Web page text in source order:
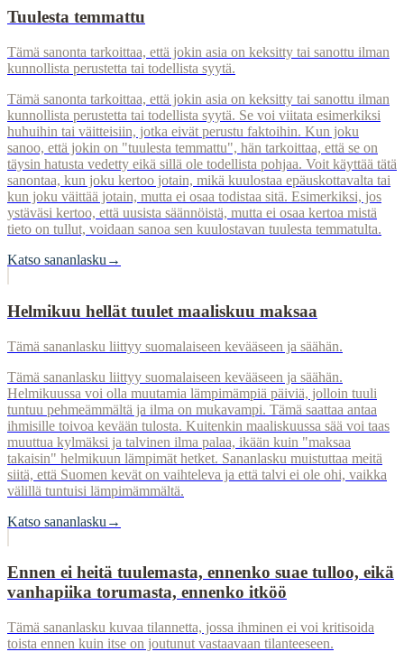
Tuulesta temmattu
Tämä sanonta tarkoittaa, että jokin asia on keksitty tai sanottu ilman
kunnollista perustetta tai todellista syytä.
Tämä sanonta tarkoittaa, että jokin asia on keksitty tai sanottu ilman
kunnollista perustetta tai todellista syytä. Se voi viitata esimerkiksi
huhuihin tai väitteisiin, jotka eivät perustu faktoihin. Kun joku
sanoo, että jokin on "tuulesta temmattu", hän tarkoittaa, että se on
täysin hatusta vedetty eikä sillä ole todellista pohjaa. Voit käyttää tätä
sanontaa, kun joku kertoo jotain, mikä kuulostaa epäuskottavalta tai
kun joku väittää jotain, mutta ei osaa todistaa sitä. Esimerkiksi, jos
ystäväsi kertoo, että uusista säännöistä, mutta ei osaa kertoa mistä
tieto on tullut, voidaan sanoa sen kuulostavan tuulesta temmatulta.
Katso sananlasku →
Helmikuu hellät tuulet maaliskuu maksaa
Tämä sananlasku liittyy suomalaiseen kevääseen ja säähän.
Tämä sananlasku liittyy suomalaiseen kevääseen ja säähän.
Helmikuussa voi olla muutamia lämpimämpiä päiviä, jolloin tuuli
tuntuu pehmeämmältä ja ilma on mukavampi. Tämä saattaa antaa
ihmisille toivoa kevään tulosta. Kuitenkin maaliskuussa sää voi taas
muuttua kylmäksi ja talvinen ilma palaa, ikään kuin "maksaa
takaisin" helmikuun lämpimät hetket. Sananlasku muistuttaa meitä
siitä, että Suomen kevät on vaihteleva ja että talvi ei ole ohi, vaikka
välillä tuntuisi lämpimämmältä.
Katso sananlasku →
Ennen ei heitä tuulemasta, ennenko suae tulloo, eikä
vanhapiika torumasta, ennenko itköö
Tämä sananlasku kuvaa tilannetta, jossa ihminen ei voi kritisoida
toista ennen kuin itse on joutunut vastaavaan tilanteeseen.